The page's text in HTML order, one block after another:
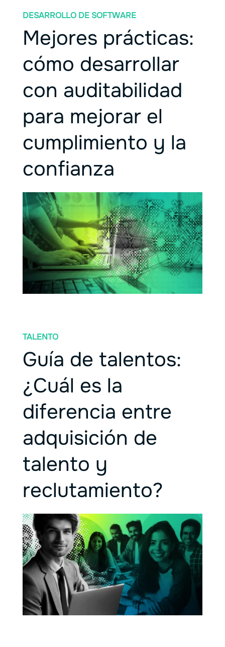
Mejores prácticas:
cómo desarrollar
con auditabilidad
para mejorar el
cumplimiento y la
confianza
DESARROLLO DE SOFTWARE
Guía de talentos:
¿Cuál es la
diferencia entre
adquisición de
talento y
reclutamiento?
TALENTO